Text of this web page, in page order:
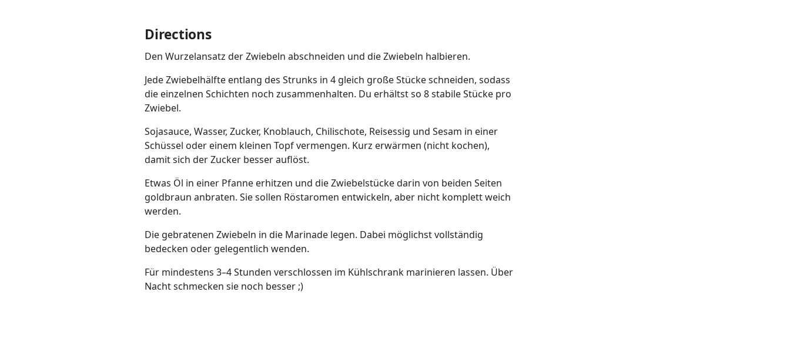
Directions
Den Wurzelansatz der Zwiebeln abschneiden und die Zwiebeln halbieren.
Jede Zwiebelhälfte entlang des Strunks in 4 gleich große Stücke schneiden, sodass
die einzelnen Schichten noch zusammenhalten. Du erhältst so 8 stabile Stücke pro
Zwiebel.
Sojasauce, Wasser, Zucker, Knoblauch, Chilischote, Reisessig und Sesam in einer
Schüssel oder einem kleinen Topf vermengen. Kurz erwärmen (nicht kochen),
damit sich der Zucker besser auflöst.
Etwas Öl in einer Pfanne erhitzen und die Zwiebelstücke darin von beiden Seiten
goldbraun anbraten. Sie sollen Röstaromen entwickeln, aber nicht komplett weich
werden.
Die gebratenen Zwiebeln in die Marinade legen. Dabei möglichst vollständig
bedecken oder gelegentlich wenden.
Für mindestens 3–4 Stunden verschlossen im Kühlschrank marinieren lassen. Über
Nacht schmecken sie noch besser ;)